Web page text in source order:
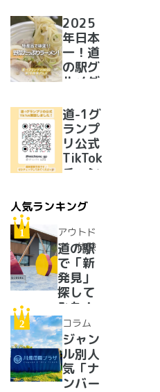
2025
年日本
一！道
の駅グ
ルメグ
リ優勝
のラー
メンが
美味し
すぎた
道-1グ
ランプ
リ公式
TikTok
チャン
開設い
たしま
した！
人気ランキング
アウトド
ア・体験
道の駅
で「新
発見」
探して
みた！
イベン
トに巨
大グル
メ、ご
当地ス
コラム
ジャン
ル別人
気「ナ
ンバー